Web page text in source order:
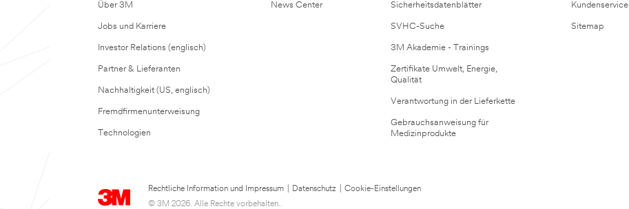
Über 3M
Jobs und Karriere
Investor Relations (englisch)
Partner & Lieferanten
Nachhaltigkeit (US, englisch)
Fremdfirmenunterweisung
Technologien
News Center Sicherheitsdatenblätter
SVHC-Suche
3M Akademie - Trainings
Zertifikate Umwelt, Energie,
Qualität
Verantwortung in der Lieferkette
Gebrauchsanweisung für
Medizinprodukte
Kundenservice
Sitemap
Rechtliche Information und Impressum Datenschutz
Cookie-Einstellungen
© 3M 2026. Alle Rechte vorbehalten..